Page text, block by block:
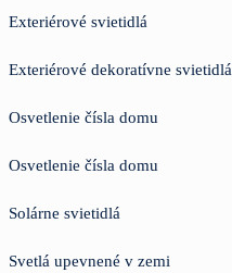
Exteriérové svietidlá
Exteriérové dekoratívne svietidlá
Osvetlenie čísla domu
Osvetlenie čísla domu
Solárne svietidlá
Svetlá upevnené v zemi